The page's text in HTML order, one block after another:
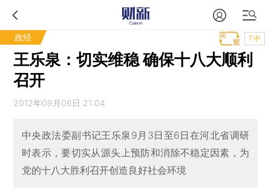
政经 T中
王乐泉：切实维稳 确保十八大顺利
召开
2012年09月06日 21:04
中央政法委副书记王乐泉9月3日至6日在河北省调研
时表示，要切实从源头上预防和消除不稳定因素，为
党的十八大胜利召开创造良好社会环境